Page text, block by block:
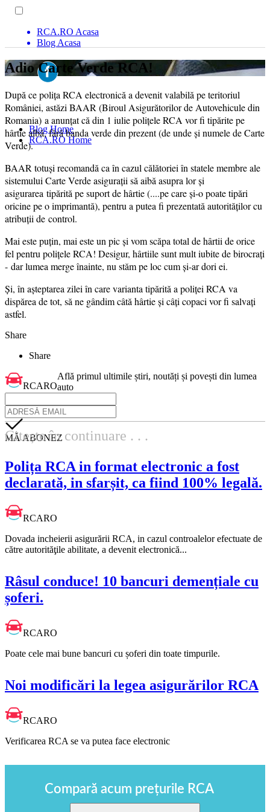
RCA.RO Acasa
Blog Acasa
Blog Home
RCA.RO Home
Adio Carte Verde RCA!
După ce polița RCA electronică a devenit valabilă pe teritoriul
României, astăzi BAAR (Biroul Asigurătorilor de Autovehicule din
Romania) a anunțat că din 1 iulie polițele RCA vor fi tipărite pe
hârtie albă, fără banda verde din prezent (de unde și numele de Carte
Verde).
BAAR totuși recomandă ca în cazul călătoriei în statele membre ale
sistemului Carte Verde asigurații să aibă asupra lor și
asigurarea tipărită pe suport de hârtie (....pe care și-o poate tipări
oricine pe o imprimantă), pentru a putea fi prezentată autorităților cu
atribuții de control.
Mai este puțin, mai este un pic și vom scăpa total de hârtii de orice
fel pentru polițele RCA! Desigur, hârtiile sunt mult iubite de birocrați
- dar lumea merge înainte, nu stăm pe loc cum și-ar dori ei.
Și, în așteptarea zilei în care varianta tipărită a poliței RCA va
dispărea de tot, să ne gândim câtă hârtie și câți copaci vor fi salvați
astfel.
Share
Share
RCARO
Află primul ultimile știri, noutăți și povești din lumea
auto
MĂ ABONEZ
Citește în continuare . . .
Polița RCA in format electronic a fost
declarată, in sfarșit, ca fiind 100% legală.
RCARO
Dovada incheierii asigurării RCA, in cazul controalelor efectuate de
către autorităţile abilitate, a devenit electronică...
Râsul conduce! 10 bancuri demențiale cu
șoferi.
RCARO
Poate cele mai bune bancuri cu șoferi din toate timpurile.
Noi modificări la legea asigurărilor RCA
RCARO
Verificarea RCA se va putea face electronic
Compară acum prețurile RCA